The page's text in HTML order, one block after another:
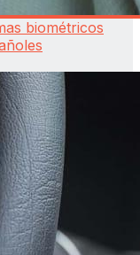
biométricos